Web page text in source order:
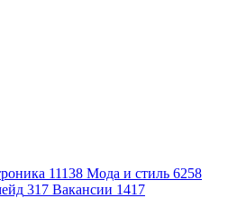
11138 Мода и стиль 6258
317 Вакансии 1417